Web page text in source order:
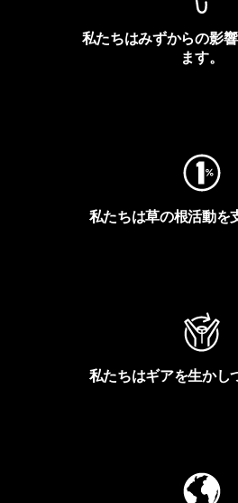
私たちはみずからの影
ます。
私たちは草の根活動を
私たちはギアを生かし